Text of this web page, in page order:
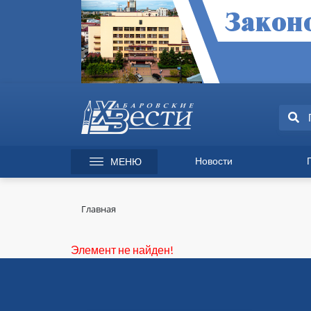
МЕНЮ Новости
Общество
Культура
Главная
Элемент не найден!